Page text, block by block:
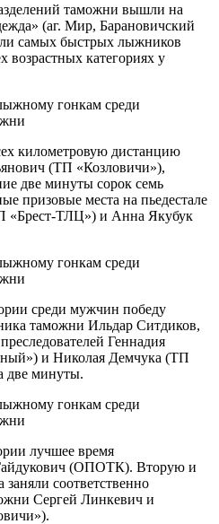
таможни вышли на
(аг. Мир, Барановичский
самых быстрых лыжников
возрастных категориях у
километровую дистанцию
(ТП «Козловичи»),
две минуты сорок семь
призовые места на пьедестале
«Брест-ТЛЦ») и Анна Якубук
среди мужчин победу
таможни Ильдар Ситдиков,
Геннадия
и Николая Демчука (ТП
две минуты.
лучшее время
(ОПОТК). Вторую и
заняли соответственно
Сергей Линкевич и